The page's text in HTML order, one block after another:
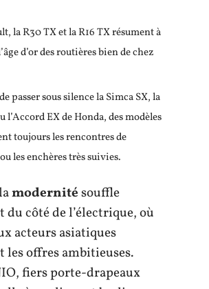
la R30 TX et la R16 TX résument à
d’or des routières bien de chez
passer sous silence la Simca SX, la
l’Accord EX de Honda, des modèles
toujours les rencontres de
les enchères très suivies.
modernitésouffle
côté de l’électrique, où
acteurs asiatiques
offres ambitieuses.
fiers porte-drapeaux